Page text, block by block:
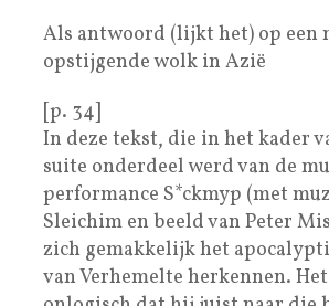
Als antwoord (lijkt het) op een
opstijgende wolk in Azië
[p. 34]
In deze tekst, die in het kader
suite onderdeel werd van de
performance S*ckmyp (met
Sleichim en beeld van Peter
zich gemakkelijk het
van Verhemelte herkennen.